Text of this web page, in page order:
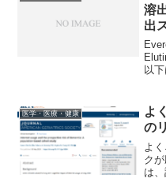
溶
出
用
以
医学・医療・健康
よ
の
よ
ク
は